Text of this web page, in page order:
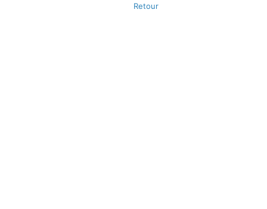
Retour